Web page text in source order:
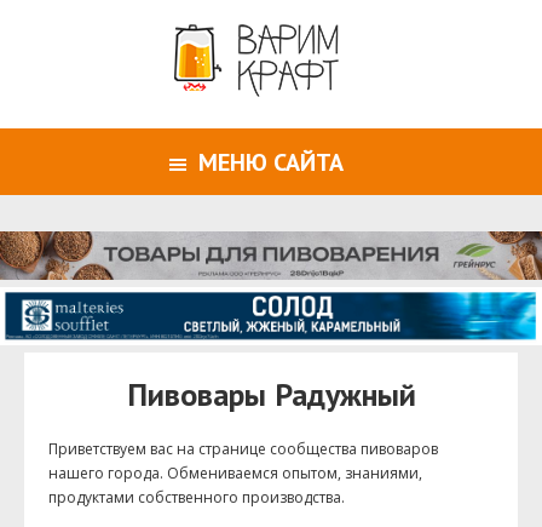
МЕНЮ САЙТА
Пивовары Радужный
Приветствуем ваc на странице сообщества пивоваров
нашего города. Обмениваемся опытом, знаниями,
продуктами собственного производства.